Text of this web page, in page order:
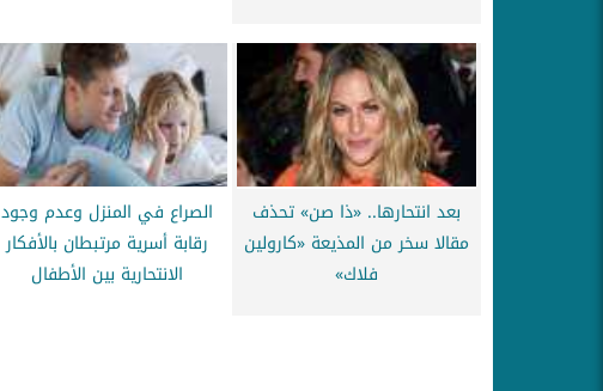
بعد انتحارها.. «ذا صن» تحذف
مقالا سخر من المذيعة «كارولين
فلاك»
الصراع في المنزل وعدم وجود
رقابة أسرية مرتبطان بالأفكار
الانتحارية بين الأطفال